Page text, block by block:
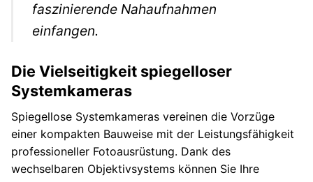
faszinierende Nahaufnahmen
einfangen.
Die Vielseitigkeit spiegelloser
Systemkameras
Spiegellose Systemkameras vereinen die Vorzüge
einer kompakten Bauweise mit der Leistungsfähigkeit
professioneller Fotoausrüstung. Dank des
wechselbaren Objektivsystems können Sie Ihre